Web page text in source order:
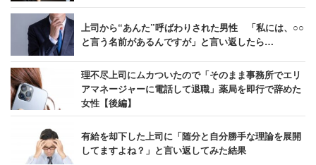
上司から“あんた”呼ばわりされた男性 「私には、○○
と言う名前があるんですが」と言い返したら…
理不尽上司にムカついたので「そのまま事務所でエリ
アマネージャーに電話して退職」薬局を即行で辞めた
女性【後編】
有給を却下した上司に「随分と自分勝手な理論を展開
してますよね？」と言い返してみた結果